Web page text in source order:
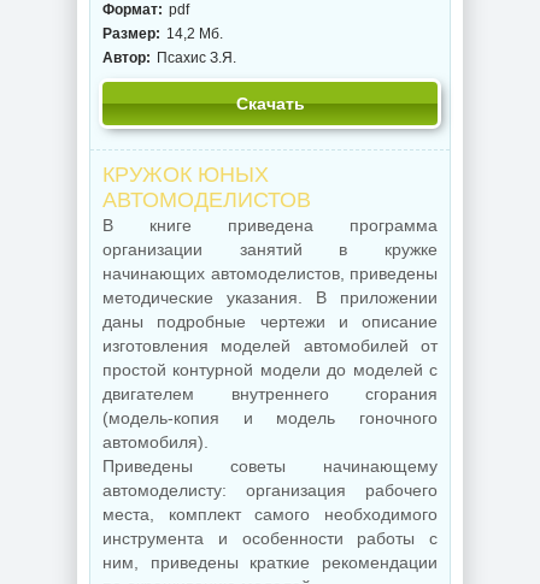
Формат: pdf
Размер: 14,2 Мб.
Автор: Псахис З.Я.
Скачать
КРУЖОК ЮНЫХ
АВТОМОДЕЛИСТОВ
В книге приведена программа
организации занятий в кружке
начинающих автомоделистов, приведены
методические указания. В приложении
даны подробные чертежи и описание
изготовления моделей автомобилей от
простой контурной модели до моделей с
двигателем внутреннего сгорания
(модель-копия и модель гоночного
автомобиля).
Приведены советы начинающему
автомоделисту: организация рабочего
места, комплект самого необходимого
инструмента и особенности работы с
ним, приведены краткие рекомендации